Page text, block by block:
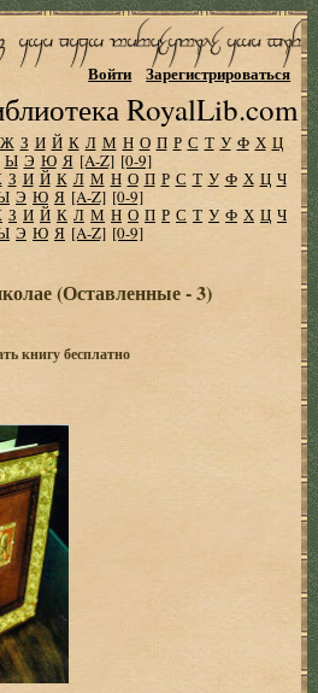
RoyalLib.com
Войти Зарегистрироваться
Ж З И Й К Л М Н О П Р С Т У Ф Х Ц
Ы Э Ю Я [A-Z] [0-9]
З И Й К Л М Н О П Р С Т У Ф Х Ц Ч
Э Ю Я [A-Z] [0-9]
З И Й К Л М Н О П Р С Т У Ф Х Ц Ч
Э Ю Я [A-Z] [0-9]
(Оставленные - 3)
книгу бесплатно